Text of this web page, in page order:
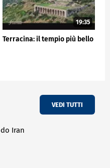
19:35
Terracina: il tempio più bello
VEDI TUTTI
Iran